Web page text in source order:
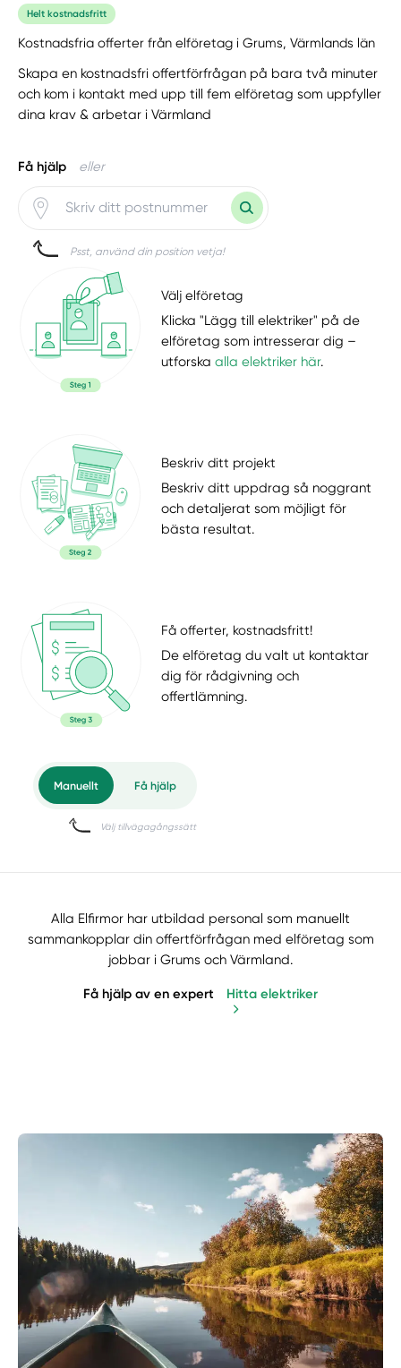
Helt kostnadsfritt
Kostnadsfria offerter från elföretag i Grums, Värmlands län
Skapa en kostnadsfri offertförfrågan på bara två minuter
och kom i kontakt med upp till fem elföretag som uppfyller
dina krav & arbetar i Värmland
Få hjälp eller
Psst, använd din position vetja!
Välj elföretag
Klicka "Lägg till elektriker" på de
elföretag som intresserar dig –
utforskaalla elektriker här.
Beskriv ditt projekt
Beskriv ditt uppdrag så noggrant
och detaljerat som möjligt för
bästa resultat.
Få offerter, kostnadsfritt!
De elföretag du valt ut kontaktar
dig för rådgivning och
offertlämning.
Välj tillvägagångssätt
Alla Elfirmor har utbildad personal som manuellt
sammankopplar din offertförfrågan med elföretag som
jobbar i Grums och Värmland.
Få hjälp av en expert Hitta elektriker